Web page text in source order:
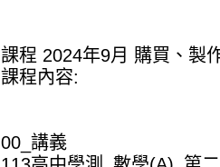
課程 2024年9月 購買、製
課程內容:
00_講義